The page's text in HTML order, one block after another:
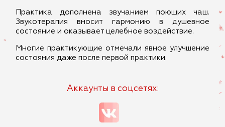
Практика дополнена звучанием поющих чаш.
Звукотерапия вносит гармонию в душевное
состояние и оказывает целебное воздействие.
Многие практикующие отмечали явное улучшение
состояния даже после первой практики.
Аккаунты в соцсетях: